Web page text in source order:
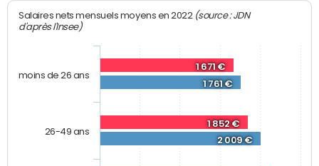
Salaires nets mensuels moyens en 2022 (source : JDN
d'après l'Insee)
1 671 €
1 852 €
1 761 €
2 009 €
moins de 26 ans
26-49 ans